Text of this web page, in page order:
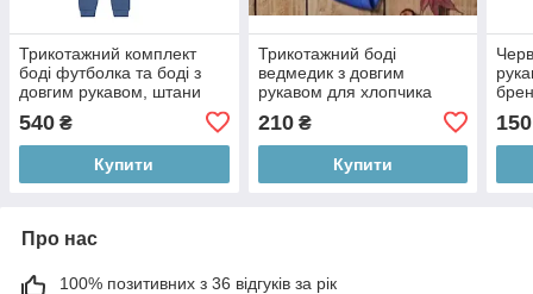
Трикотажний комплект
боді футболка та боді з
довгим рукавом, штани
540 ₴
Купити
Трикотажний боді
ведмедик з довгим
рукавом для хлопчика
210₴
Купити
150
Про нас
100% позитивних з 36 відгуків за рік